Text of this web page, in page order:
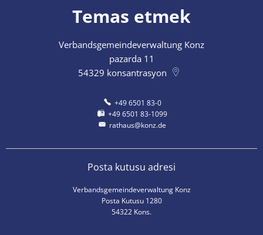
Temas etmek
Verbandsgemeindeverwaltung Konz
pazarda 11
54329 konsantrasyon
+49 6501 83-0
+49 6501 83-1099
rathaus@konz.de
Posta kutusu adresi
Verbandsgemeindeverwaltung Konz
Posta Kutusu 1280
54322 Kons.